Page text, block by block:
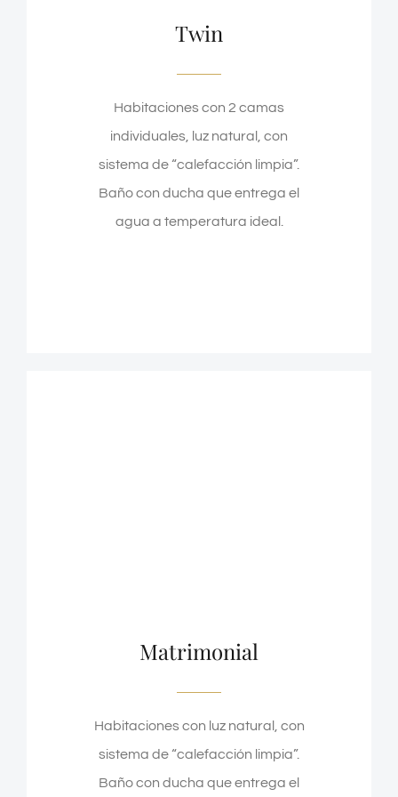
Twin
Habitaciones con 2 camas
individuales, luz natural, con
sistema de “calefacción limpia”.
Baño con ducha que entrega el
agua a temperatura ideal.
Matrimonial
Habitaciones con luz natural, con
sistema de “calefacción limpia”.
Baño con ducha que entrega el